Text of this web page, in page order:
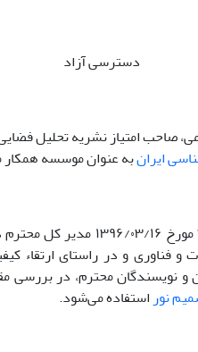
دسترسی آزاد
صاحب امتیاز نشریه تحلیل
ایرانبه عنوان موسسه
با توجه به نامه شماره ۳/۱۸/
و فناوری و در راستای ارتقاء
نویسندگان محترم، در بررسی
نوراستفاده می‌شود.